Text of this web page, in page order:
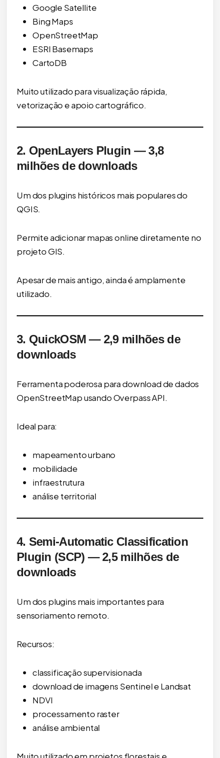
Google Satellite
Bing Maps
OpenStreetMap
ESRI Basemaps
CartoDB
Muito utilizado para visualização rápida,
vetorização e apoio cartográfico.
2. OpenLayers Plugin — 3,8
milhões de downloads
Um dos plugins históricos mais populares do
QGIS.
Permite adicionar mapas online diretamente no
projeto GIS.
Apesar de mais antigo, ainda é amplamente
utilizado.
3. QuickOSM — 2,9 milhões de
downloads
Ferramenta poderosa para download de dados
OpenStreetMap usando Overpass API.
Ideal para:
mapeamento urbano
mobilidade
infraestrutura
análise territorial
4. Semi-Automatic Classification
Plugin (SCP) — 2,5 milhões de
downloads
Um dos plugins mais importantes para
sensoriamento remoto.
Recursos:
classificação supervisionada
download de imagens Sentinel e Landsat
NDVI
processamento raster
análise ambiental